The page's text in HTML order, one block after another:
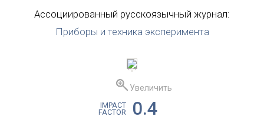
Ассоциированный русскоязычный журнал:
Приборы и техника эксперимента
Увеличить
IMPACT
FACTOR
0.4